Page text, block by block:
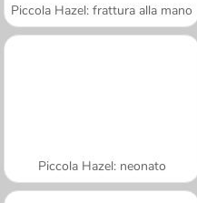
Piccola Hazel: frattura alla mano
Piccola Hazel: neonato